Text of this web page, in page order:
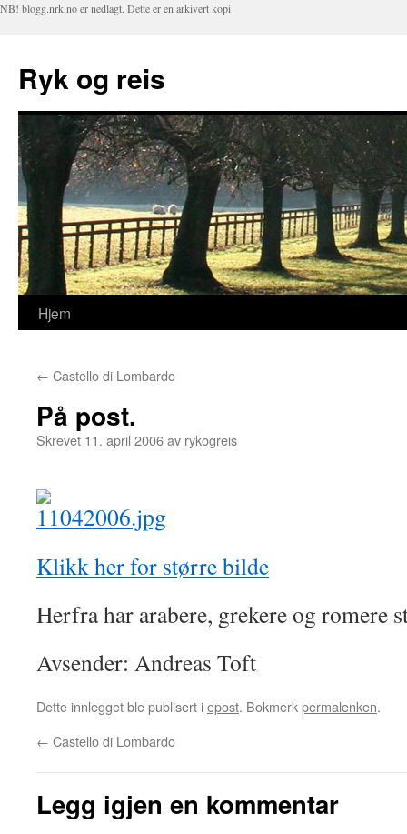
NB! blogg.nrk.no er nedlagt. Dette er en arkivert kopi
Ryk og reis
Hopp
innhold
Hjem
← Castello di Lombardo
På post.
Skrevet 11. april 2006av rykogreis
Klikk her for større bilde
Herfra har arabere, grekere og romere
Avsender: Andreas Toft
Dette innlegget ble publisert iepost. Bokmerkpermalenken.
← Castello di Lombardo
Legg igjen en kommentar